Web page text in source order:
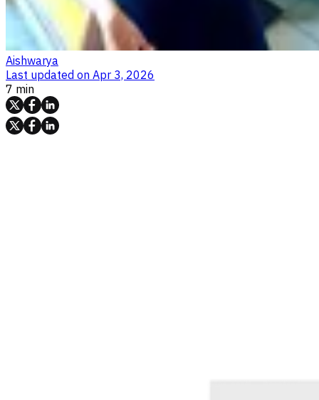
Aishwarya
Last updated on Apr 3, 2026
7 min